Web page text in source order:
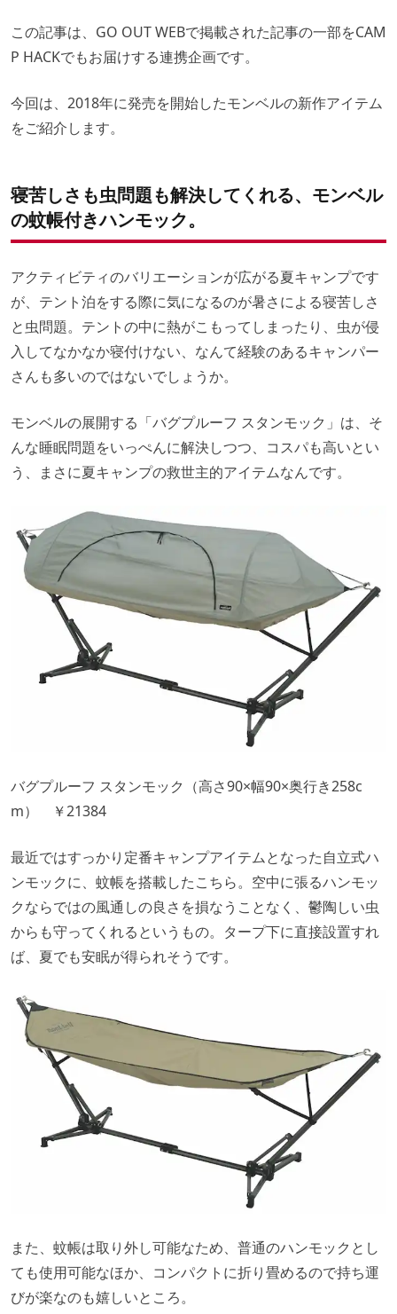
この記事は、GO OUT WEBで掲載された記事の一部をCAM
P HACKでもお届けする連携企画です。
今回は、2018年に発売を開始したモンベルの新作アイテム
をご紹介します。
寝苦しさも虫問題も解決してくれる、モンベル
の蚊帳付きハンモック。
アクティビティのバリエーションが広がる夏キャンプです
が、テント泊をする際に気になるのが暑さによる寝苦しさ
と虫問題。テントの中に熱がこもってしまったり、虫が侵
入してなかなか寝付けない、なんて経験のあるキャンパー
さんも多いのではないでしょうか。
モンベルの展開する「バグプルーフ スタンモック」は、そ
んな睡眠問題をいっぺんに解決しつつ、コスパも高いとい
う、まさに夏キャンプの救世主的アイテムなんです。
バグプルーフ スタンモック（高さ90×幅90×奥行き258c
m） ￥21384
最近ではすっかり定番キャンプアイテムとなった自立式ハ
ンモックに、蚊帳を搭載したこちら。空中に張るハンモッ
クならではの風通しの良さを損なうことなく、鬱陶しい虫
からも守ってくれるというもの。タープ下に直接設置すれ
ば、夏でも安眠が得られそうです。
また、蚊帳は取り外し可能なため、普通のハンモックとし
ても使用可能なほか、コンパクトに折り畳めるので持ち運
びが楽なのも嬉しいところ。